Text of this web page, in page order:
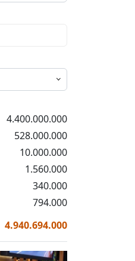
4.400.000.000
528.000.000
10.000.000
1.560.000
340.000
794.000
4.940.694.000